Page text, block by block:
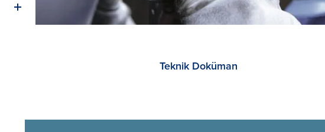
Teknik Doküman